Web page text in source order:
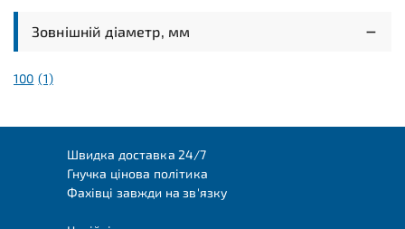
Зовнішній діаметр, мм
100 (1)
Швидка доставка 24/7
Гнучка цінова політика
Фахівці завжди на зв'язку